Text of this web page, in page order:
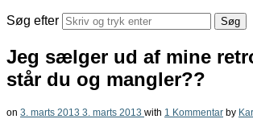
Søg efter
Jeg sælger ud af mine
står du og mangler??
on 3. marts 2013 3. marts 2013 with 1 Kommentar by